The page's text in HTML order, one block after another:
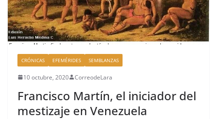
CRÓNICAS EFEMÉRIDES SEMBLANZAS
10 octubre, 2020 CorreodeLara
Francisco Martín, el iniciador del
mestizaje en Venezuela